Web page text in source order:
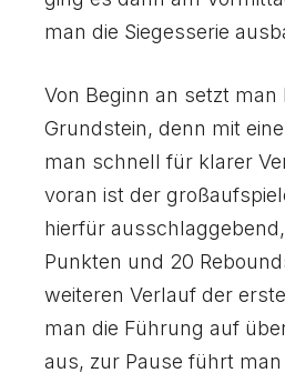
9
0
6
7
8
9
0
6
7
8
9
0
man die Siegesserie
Von Beginn an setzt man
Grundstein, denn mit
man schnell für klarer
voran ist der
hierfür
Punkten und 20
weiteren Verlauf der
man die Führung auf
aus, zur Pause führt man